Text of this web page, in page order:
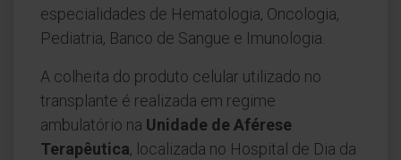
especialidades de Hematologia, Oncologia,
Pediatria, Banco de Sangue e Imunologia.
A colheita do produto celular utilizado no
transplante é realizada em regime
ambulatório na Unidade de Aférese
Terapêutica, localizada no Hospital de Dia da